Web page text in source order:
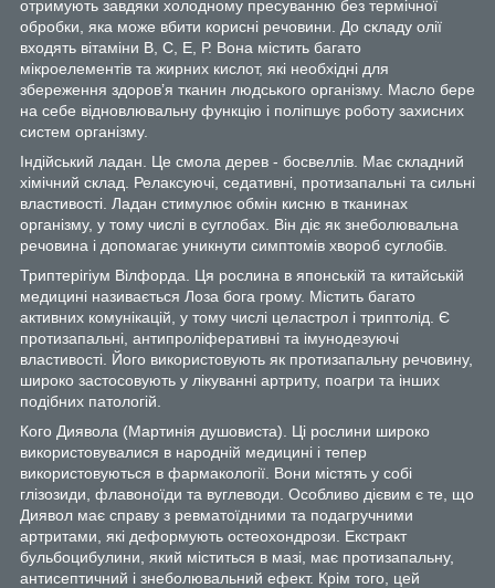
отримують завдяки холодному пресуванню без термічної
обробки, яка може вбити корисні речовини. До складу олії
входять вітаміни В, С, Е, Р. Вона містить багато
мікроелементів та жирних кислот, які необхідні для
збереження здоров’я тканин людського організму. Масло бере
на себе відновлювальну функцію і поліпшує роботу захисних
систем організму.
Індійський ладан. Це смола дерев - босвеллів. Має складний
хімічний склад. Релаксуючі, седативні, протизапальні та сильні
властивості. Ладан стимулює обмін кисню в тканинах
організму, у тому числі в суглобах. Він діє як знеболювальна
речовина і допомагає уникнути симптомів хвороб суглобів.
Триптерігіум Вілфорда. Ця рослина в японській та китайській
медицині називається Лоза бога грому. Містить багато
активних комунікацій, у тому числі целастрол і триптолід. Є
протизапальні, антипроліферативні та імунодезуючі
властивості. Його використовують як протизапальну речовину,
широко застосовують у лікуванні артриту, поагри та інших
подібних патологій.
Кого Диявола (Мартинія душовиста). Ці рослини широко
використовувалися в народній медицині і тепер
використовуються в фармакології. Вони містять у собі
глізозиди, флавоноїди та вуглеводи. Особливо дієвим є те, що
Диявол має справу з ревматоїдними та подагручними
артритами, які деформують остеохондрози. Екстракт
бульбоцибулини, який міститься в мазі, має протизапальну,
антисептичний і знеболювальний ефект. Крім того, цей